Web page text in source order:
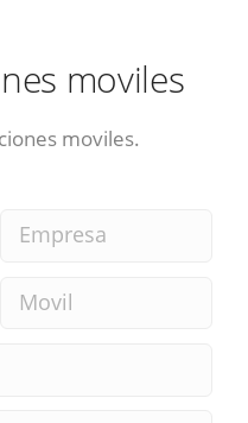
moviles
moviles.